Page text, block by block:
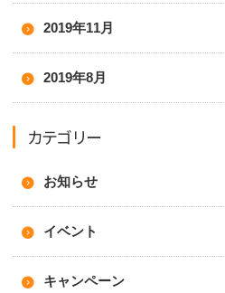
2019年11月
2019年8月
カテゴリー
お知らせ
イベント
キャンペーン